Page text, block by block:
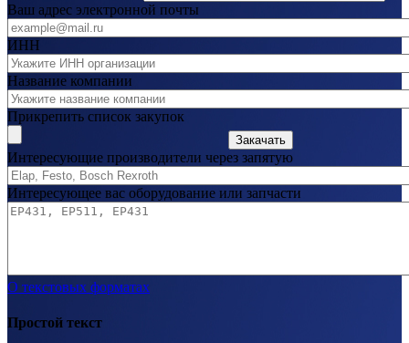
Ваш адрес электронной почты
ИНН
Название компании
Прикрепить список закупок
Закачать
Интересующие производители через запятую
Интересующее вас оборудование или запчасти
О текстовых форматах
Простой текст